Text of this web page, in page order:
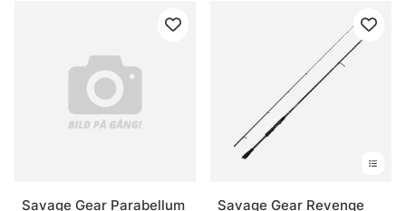
Savage Gear Parabellum Savage Gear Revenge